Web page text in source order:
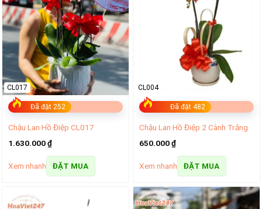
Đã đặt 252
CL017
Chậu Lan Hồ Điệp CL017
1.630.000₫
Xem nhanh ĐẶT MUA
Đã đặt 482
CL004
Chậu Lan Hồ Điệp 2 Cành Trắng
650.000₫
Xem nhanh ĐẶT MUA